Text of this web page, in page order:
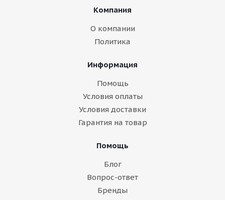
Компания
О компании
Политика
Информация
Помощь
Условия оплаты
Условия доставки
Гарантия на товар
Помощь
Блог
Вопрос-ответ
Бренды